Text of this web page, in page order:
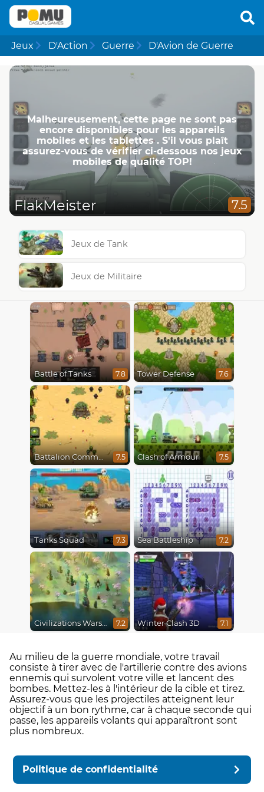
Jeux D'Action Guerre D'Avion de Guerre
Malheureusement, cette page ne ​​sont pas
encore disponibles pour les appareils
mobiles et les tablettes . S'il vous plaît
assurez-vous de vérifier ci-dessous nos jeux
mobiles de qualité TOP!
FlakMeister 7.5
Jeux de Tank
Jeux de Militaire
Battle of Tanks 7.8 Tower Defense 7.6
Battalion Commander 7.5 Clash of Armour 7.5
Tanks Squad 7.3 Sea Battleship 7.2
Civilizations Wars Master Edition 7.2 Winter Clash 3D 7.1
Au milieu de la guerre mondiale, votre travail
consiste à tirer avec de l'artillerie contre des avions
ennemis qui survolent votre ville et lancent des
bombes. Mettez-les à l'intérieur de la cible et tirez.
Assurez-vous que les projectiles atteignent leur
objectif à un bon rythme, car à chaque seconde qui
passe, les appareils volants qui apparaîtront sont
plus nombreux.
Politique de confidentialité